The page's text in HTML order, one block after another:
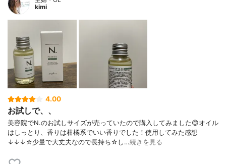
kimi
4.00
お試しで、、
美容院でN.のお試しサイズが売っていたので購入してみました😊オイル
はしっとり、香りは柑橘系でいい香りでした！使用してみた感想
↓↓↓☆少量で大丈夫なので長持ち☆し…続きを見る